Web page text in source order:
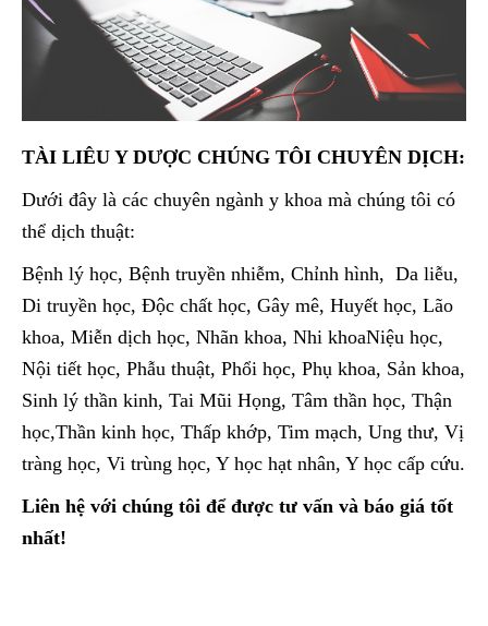
TÀI LIÊU Y DƯỢC CHÚNG TÔI CHUYÊN DỊCH:
Dưới đây là các chuyên ngành y khoa mà chúng tôi có
thể dịch thuật:
Bệnh lý học, Bệnh truyền nhiễm, Chỉnh hình, Da liễu,
Di truyền học, Độc chất học, Gây mê, Huyết học, Lão
khoa, Miễn dịch học, Nhãn khoa, Nhi khoaNiệu học,
Nội tiết học, Phẫu thuật, Phổi học, Phụ khoa, Sản khoa,
Sinh lý thần kinh, Tai Mũi Họng, Tâm thần học, Thận
học,Thần kinh học, Thấp khớp, Tim mạch, Ung thư, Vị
tràng học, Vi trùng học, Y học hạt nhân, Y học cấp cứu.
Liên hệ với chúng tôi để được tư vấn và báo giá tốt
nhất!